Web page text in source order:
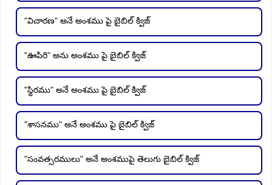
"విచారణ" అనే అంశము పై బైబిల్ క్విజ్
"ఊపిరి" అను అంశము పై బైబిల్ క్విజ్
"స్థిరము" అనే అంశము పై బైబిల్ క్విజ్
"శాసనము" అనే అంశము పై బైబిల్ క్విజ్
"సంవత్సరములు" అనే అంశముపై తెలుగు బైబిల్ క్విజ్